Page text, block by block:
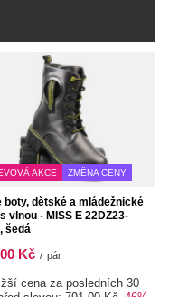
AKCE ZMĚNA CENY
boty, dětské a mládežnické
vlnou - MISS E 22DZ23-
šedá
Kč / pár
cena za posledních 30